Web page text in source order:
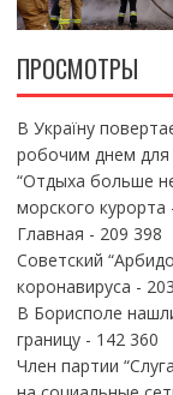
ПРОСМОТРЫ
В Україну
робочим днем для
“Отдыха больше
морского курорта
Главная - 209 398
Советский
коронавируса -
В Борисполе
границу- 142 360
Член партии